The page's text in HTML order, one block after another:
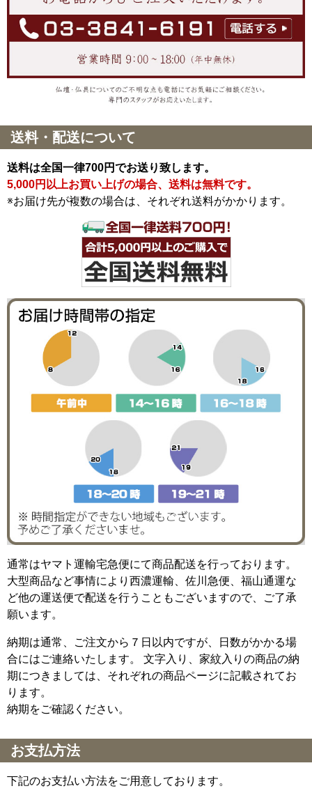
送料・配送について
送料は全国一律700円でお送り致します。
5,000円以上お買い上げの場合、送料は無料です。
※お届け先が複数の場合は、それぞれ送料がかかります。
通常はヤマト運輸宅急便にて商品配送を行っております。
大型商品など事情により西濃運輸、佐川急便、福山通運な
ど他の運送便で配送を行うこともございますので、ご了承
願います。
納期は通常、ご注文から７日以内ですが、日数がかかる場
合にはご連絡いたします。 文字入り、家紋入りの商品の納
期につきましては、それぞれの商品ページに記載されてお
ります。
納期をご確認ください。
お支払方法
下記のお支払い方法をご用意しております。